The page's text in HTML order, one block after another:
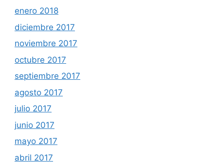
enero 2018
diciembre 2017
noviembre 2017
octubre 2017
septiembre 2017
agosto 2017
julio 2017
junio 2017
mayo 2017
abril 2017